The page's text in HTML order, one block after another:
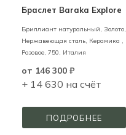
Браслет Baraka Explore
Бриллиант натуральный, Золото,
Нержавеющая сталь, Керамика ,
Розовое, 750, Италия
от 146 300 ₽
+ 14 630 на счёт
ПОДРОБНЕЕ